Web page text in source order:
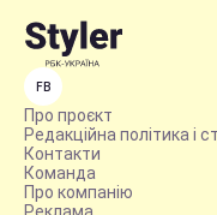
FB
Про проєкт
Редакційна політика і
Контакти
Команда
Про компанію